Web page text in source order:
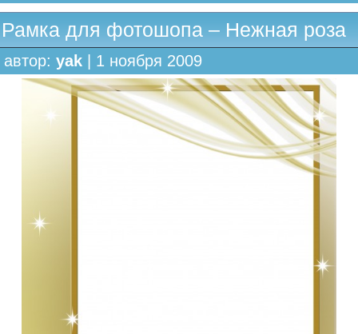
Рамка для фотошопа – Нежная роза
автор: yak | 1 ноября 2009